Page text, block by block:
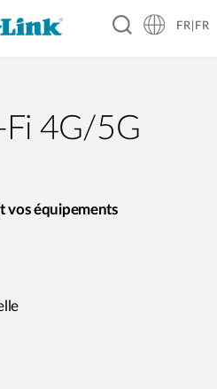
FR|FR
Fi 4G/5G
vos équipements